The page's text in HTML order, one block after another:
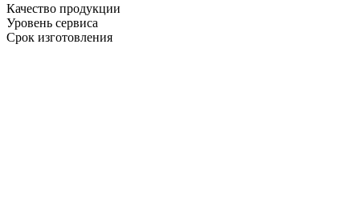
Качество продукции
Уровень сервиса
Срок изготовления